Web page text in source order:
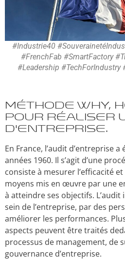
#Industrie40
#FrenchFab #SmartFactory
#Leadership
Méthode Why,
pour réaliser
d’entreprise.
En France, l’audit d’entreprise
années 1960. Il s’agit d’une
consiste à mesurer l’efficacité
moyens mis en œuvre par une
à atteindre ses objectifs.
sein de l’entreprise, par des
améliorer les performances.
aspects peuvent être traités
processus de management, de
gouvernance d’entreprise.